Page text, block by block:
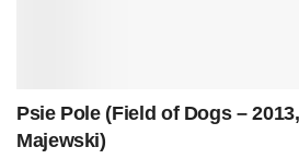
Psie Pole (Field of Dogs –
Majewski)